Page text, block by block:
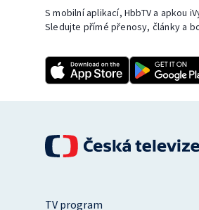
S mobilní aplikací, HbbTV a apkou
Sledujte přímé přenosy, články a
TV program